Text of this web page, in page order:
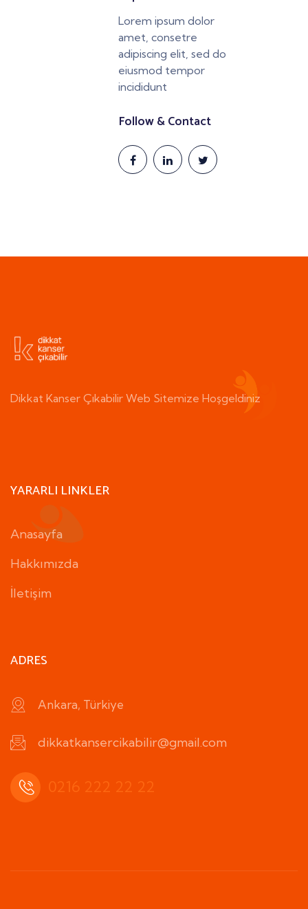
Lorem ipsum dolor
amet, consetre
adipiscing elit, sed do
eiusmod tempor
incididunt
Follow & Contact
Dikkat Kanser Çıkabilir Web Sitemize Hoşgeldiniz
YARARLI LINKLER
Anasayfa
Hakkımızda
İletişim
ADRES
Ankara, Türkiye
dikkatkansercikabilir@gmail.com
0216 222 22 22